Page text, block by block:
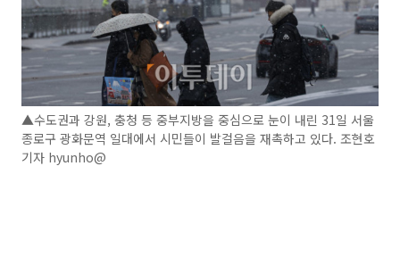
▲수도권과 강원, 충청 등 중부지방을 중심으로 눈이 내린 31일 서울
종로구 광화문역 일대에서 시민들이 발걸음을 재촉하고 있다. 조현호
기자 hyunho@